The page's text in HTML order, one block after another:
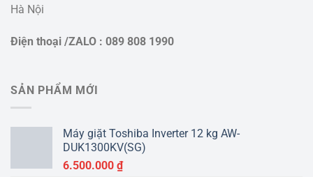
Hà Nội
Điện thoại /ZALO : 089 808 1990
SẢN PHẨM MỚI
Máy giặt Toshiba Inverter 12 kg AW-
DUK1300KV(SG)
6.500.000 ₫